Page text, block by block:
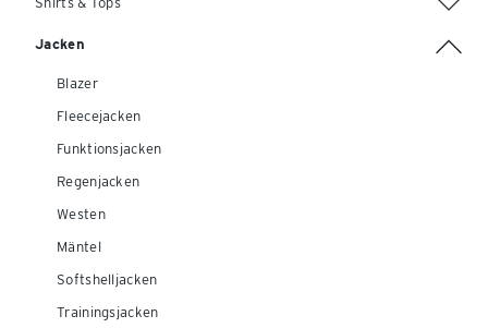
Jacken
Blazer
Fleecejacken
Funktionsjacken
Regenjacken
Westen
Mäntel
Softshelljacken
Trainingsjacken